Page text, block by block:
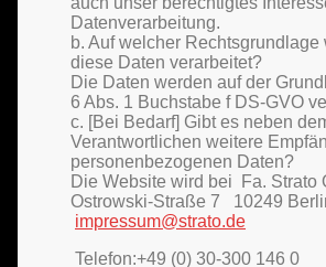
Datenverarbeitung.
b. Auf welcher Rechtsgrundlage
diese Daten verarbeitet?
Die Daten werden auf der
6 Abs. 1 Buchstabe f DS-GVO
c. [Bei Bedarf] Gibt es neben
Verantwortlichen weitere
personenbezogenen Daten?
Die Website wird bei Fa. Strato
Ostrowski-Straße 7 10249
impressum@strato.de
Telefon:+49 (0) 30-300 146 0